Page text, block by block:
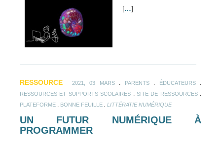
[…]
RESSOURCE 2021, 03 MARS. PARENTS. ÉDUCATEURS.
RESSOURCES ET SUPPORTS SCOLAIRES SITE DE RESSOURCES.
PLATEFORME BONNE FEUILLE LITTÉRATIE NUMÉRIQUE
UN FUTUR NUMÉRIQUE À
PROGRAMMER